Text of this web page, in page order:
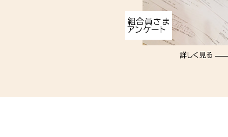
組合員さま
アンケート
詳しく見る